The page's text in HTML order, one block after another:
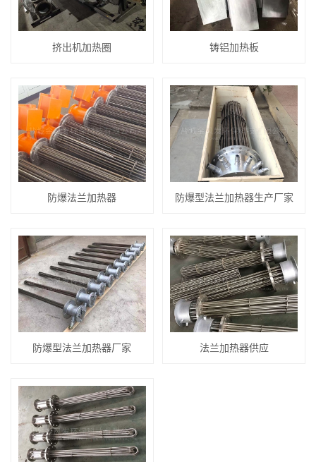
挤出机加热圈 铸铝加热板
防爆法兰加热器 防爆型法兰加热器生产厂家
防爆型法兰加热器厂家 法兰加热器供应